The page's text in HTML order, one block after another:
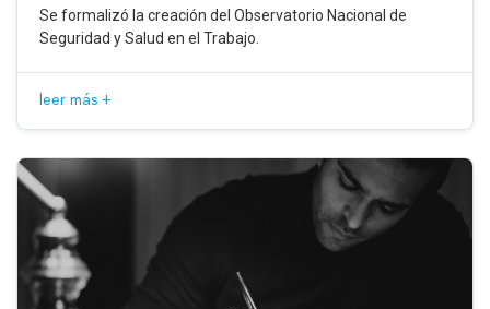
Se formalizó la creación del Observatorio Nacional de
Seguridad y Salud en el Trabajo.
leer más +